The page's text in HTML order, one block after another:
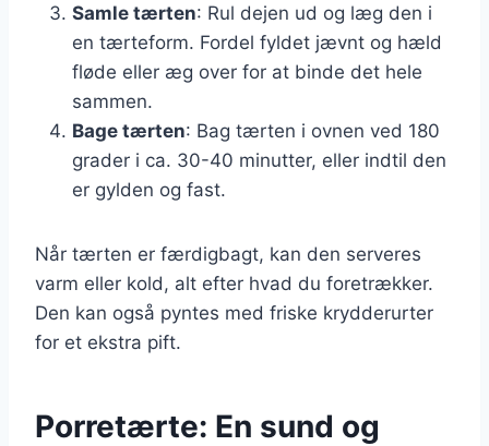
Samle tærten: Rul dejen ud og læg den i
en tærteform. Fordel fyldet jævnt og hæld
fløde eller æg over for at binde det hele
sammen.
Bage tærten: Bag tærten i ovnen ved 180
grader i ca. 30-40 minutter, eller indtil den
er gylden og fast.
Når tærten er færdigbagt, kan den serveres
varm eller kold, alt efter hvad du foretrækker.
Den kan også pyntes med friske krydderurter
for et ekstra pift.
Porretærte: En sund og